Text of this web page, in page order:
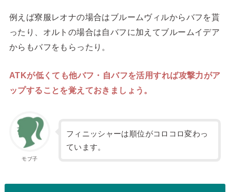
例えば寮服レオナの場合はブルームヴィルからバフを貰
ったり、オルトの場合は自バフに加えてブルームイデア
からもバフをもらったり。
ATKが低くても他バフ・自バフを活用すれば攻撃力がア
ップすることを覚えておきましょう。
モブ子
フィニッシャーは順位がコロコロ変わっ
ています。